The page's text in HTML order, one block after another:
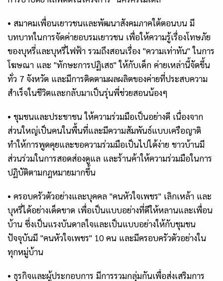
• สมาคมเพื่อนเยาวชนและพัฒนาสังคมภาคใต้ตอนบน มี
บทบาทในการจัดค่ายอบรมเยาวชน เพื่อให้ความรู้เรื่องโทษภัย
ของบุหรี่และบุหรี่ไฟฟ้า รวมถึงสอนเรื่อง "ความเท่าทัน" ในการ
โฆษณา และ "ทักษะการปฏิเสธ" ให้กับเด็ก ค่ายเหล่านี้จัดขึ้น
ทั่ว 7 จังหวัด และมีการติดตามผลผลิตของค่ายที่ประสบความ
สำเร็จในชีวิตและกลับมาเป็นรุ่นพี่ช่วยสอนน้องๆ
• ชุมชนและประชาชน ให้ความร่วมมือเป็นอย่างดี เนื่องจาก
ส่วนใหญ่เป็นคนในพื้นที่และมีความสัมพันธ์แบบเครือญาติ
ทำให้การพูดคุยและขอความร่วมมือเป็นไปได้ง่าย ชาวบ้านมี
ส่วนร่วมในการสอดส่องดูแล และร้านค้าให้ความร่วมมือในการ
ปฏิบัติตามกฎหมายมากขึ้น
• ครอบครัวตัวอย่างและบุคคล "คนหัวใจเพชร" เลิกเหล้า และ
บุหรี่ได้อย่างเด็ดขาด เพื่อเป็นแบบอย่างที่ดีให้หลานและเพื่อน
บ้าน ซึ่งเป็นแรงบันดาลใจและเป็นแบบอย่างให้กับชุมชน
ปัจจุบันมี "คนหัวใจเพชร" 10คน และมีครอบครัวตัวอย่างใน
ทุกหมู่บ้าน
• ธุรกิจและผู้ประกอบการ มีการรวมกลุ่มกันเพื่อส่งเสริมการ